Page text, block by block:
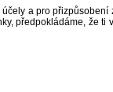
a pro
předpokládáme, že ti